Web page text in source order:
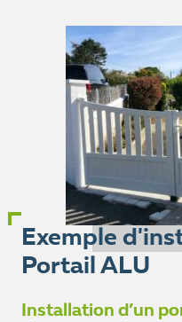
Exemple
Portail ALU
Installation d’un